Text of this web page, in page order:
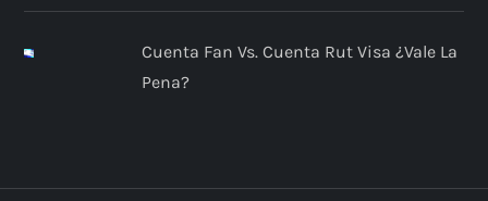
Cuenta Fan Vs. Cuenta Rut Visa ¿Vale La
Pena?